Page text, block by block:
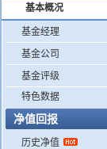
基本概况
基金经理
基金公司
基金评级
特色数据
净值回报
历史净值